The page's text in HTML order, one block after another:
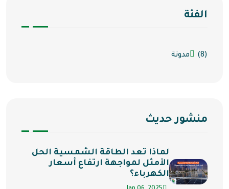
الفئة
مدونة (8)
منشور حديث
لماذا تعد الطاقة الشمسية الحل
الأمثل لمواجهة ارتفاع أسعار
الكهرباء؟